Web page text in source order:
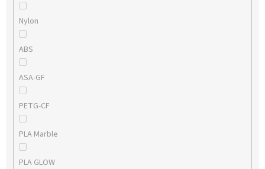
Nylon
ABS
ASA-GF
PETG-CF
PLA Marble
PLA GLOW